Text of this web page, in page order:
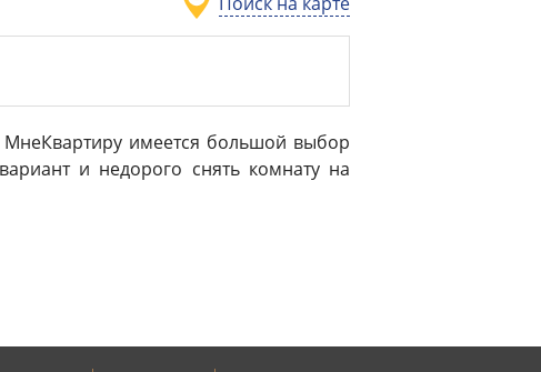
имеется большой выбор
и недорого снять комнату на